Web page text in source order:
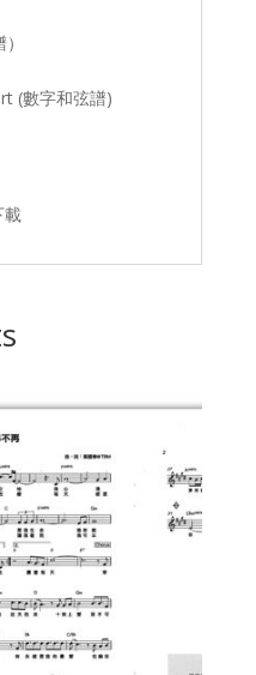
(數字和弦譜)
載